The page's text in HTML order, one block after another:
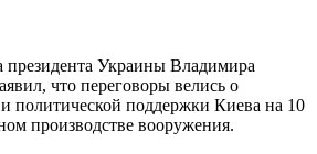
президента Украины Владимира
что переговоры велись о
политической поддержки Киева на 10
производстве вооружения.